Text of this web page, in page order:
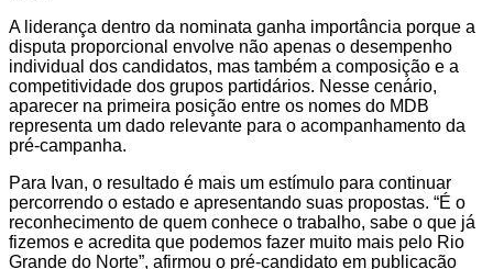
A liderança dentro da nominata ganha importância porque a
disputa proporcional envolve não apenas o desempenho
individual dos candidatos, mas também a composição e a
competitividade dos grupos partidários. Nesse cenário,
aparecer na primeira posição entre os nomes do MDB
representa um dado relevante para o acompanhamento da
pré-campanha.
Para Ivan, o resultado é mais um estímulo para continuar
percorrendo o estado e apresentando suas propostas. “É o
reconhecimento de quem conhece o trabalho, sabe o que já
fizemos e acredita que podemos fazer muito mais pelo Rio
Grande do Norte”, afirmou o pré-candidato em publicação